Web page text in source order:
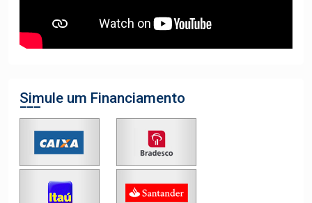
Simule um Financiamento